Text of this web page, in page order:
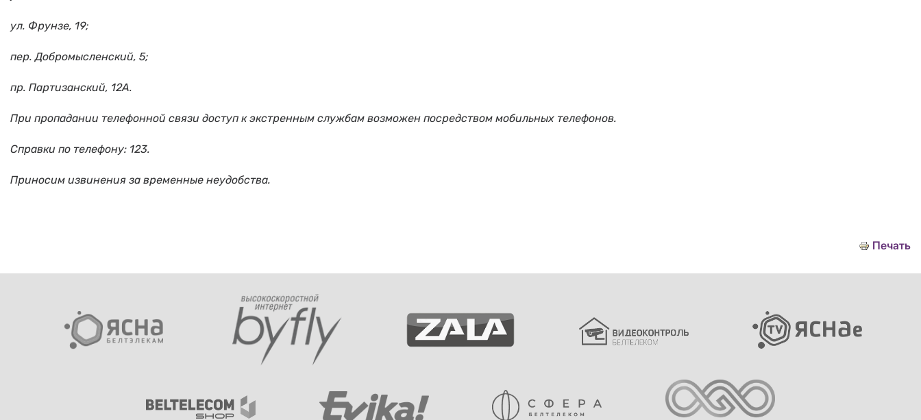
ул. Фрунзе, 19;
пер. Добромысленский, 5;
пр. Партизанский, 12А.
При пропадании телефонной связи доступ к экстренным службам возможен посредством мобильных телефонов.
Справки по телефону: 123.
Приносим извинения за временные неудобства.
Печать